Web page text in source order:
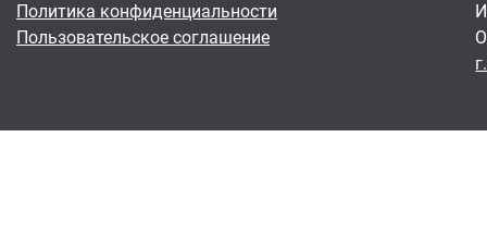
Политика конфиденциальности
Пользовательское соглашение